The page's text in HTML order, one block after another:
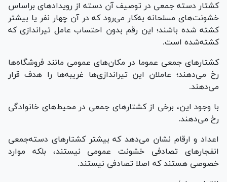
کشتار دسته جمعی در توصیف آن دسته از رویدادهای براساس
خشونت‌های مسلحانه به‌کار می‌رود که در آن چهار نفر یا بیشتر
کشته شده باشند؛ این رقم بدون احتساب عامل تیراندازی که
کشته‌شده است.
کشتار‌های جمعی عموما در مکان‌های عمومی مانند فروشگاه‌ها
رخ می‌دهند؛ عاملان این تیراندازی‌ها غریبه‌ها را هدف قرار
می‌دهند.
با وجود این، برخی از کشتار‌های جمعی در محیط‌های خانوادگی
رخ می‌دهند.
اعداد و ارقام نشان می‌دهد که بیشتر کشتار‌های دسته‌جمعی
انفجار‌های تصادفی خشونت عمومی نیستند، بلکه موارد
خصوصی هستند که اصلا تصادفی نیستند.